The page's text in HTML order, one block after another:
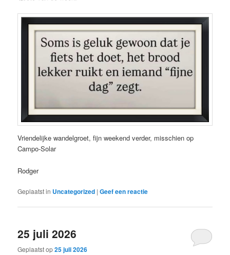
Vriendelijke wandelgroet, fijn weekend verder, misschien op
Campo-Solar
Rodger
Geplaatst in Uncategorized |Geef een reactie
25 juli 2026
Geplaatst op25 juli 2026